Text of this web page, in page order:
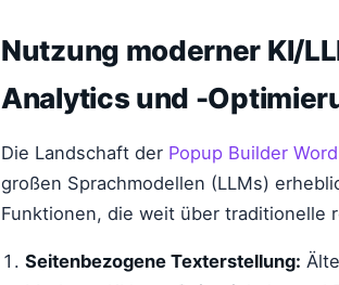
Nutzung moderner KI/
Analytics und -
Die Landschaft der Popup Builder
großen Sprachmodellen (LLMs)
Funktionen, die weit über traditionelle
Seitenbezogene Texterstellung: